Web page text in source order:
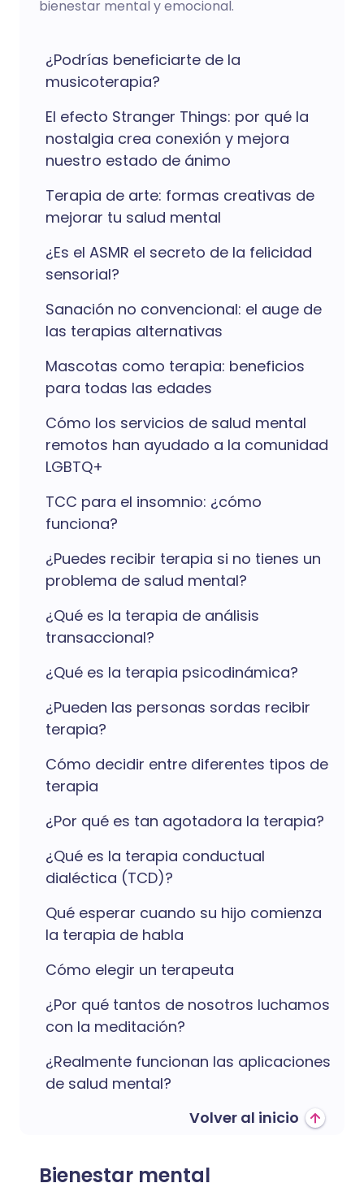
bienestar mental y emocional.
¿Podrías beneficiarte de la
musicoterapia?
El efecto Stranger Things: por qué la
nostalgia crea conexión y mejora
nuestro estado de ánimo
Terapia de arte: formas creativas de
mejorar tu salud mental
¿Es el ASMR el secreto de la felicidad
sensorial?
Sanación no convencional: el auge de
las terapias alternativas
Mascotas como terapia: beneficios
para todas las edades
Cómo los servicios de salud mental
remotos han ayudado a la comunidad
LGBTQ+
TCC para el insomnio: ¿cómo
funciona?
¿Puedes recibir terapia si no tienes un
problema de salud mental?
¿Qué es la terapia de análisis
transaccional?
¿Qué es la terapia psicodinámica?
¿Pueden las personas sordas recibir
terapia?
Cómo decidir entre diferentes tipos de
terapia
¿Por qué es tan agotadora la terapia?
¿Qué es la terapia conductual
dialéctica (TCD)?
Qué esperar cuando su hijo comienza
la terapia de habla
Cómo elegir un terapeuta
¿Por qué tantos de nosotros luchamos
con la meditación?
¿Realmente funcionan las aplicaciones
de salud mental?
Volver al inicio
Bienestar mental